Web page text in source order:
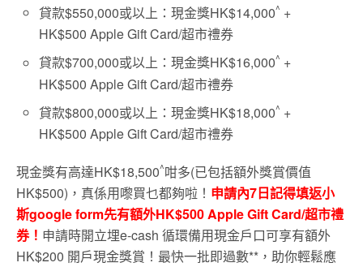
貸款$550,000或以上：現金獎HK$14,000^ +
HK$500 Apple Gift Card/超市禮券
貸款$700,000或以上：現金獎HK$16,000^ +
HK$500 Apple Gift Card/超市禮券
貸款$800,000或以上：現金獎HK$18,000^ +
HK$500 Apple Gift Card/超市禮券
現金獎有高達HK$18,500^咁多(已包括額外獎賞價值
HK$500)，真係用嚟買乜都夠啦！ 申請內7日記得填返小
斯google form先有額外HK$500 Apple Gift Card/超市禮
券！ 申請時開立埋e-cash 循環備用現金戶口可享有額外
HK$200 開戶現金獎賞！最快一批即過數**，助你輕鬆應